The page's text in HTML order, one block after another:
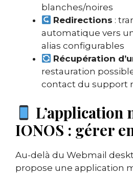
blanches/noires
Redirections :
automatique vers
alias configurables
Récupération
restauration
contact du support
L’application
IONOS : gérer
Au-delà du Webmail
propose une application